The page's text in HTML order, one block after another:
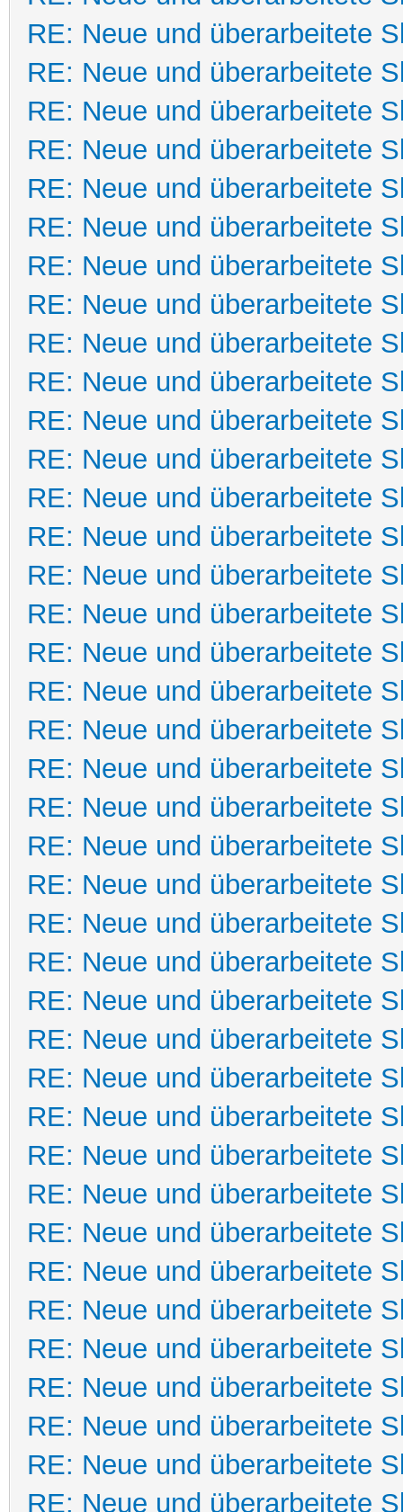
RE: Neue und überarbeitete
RE: Neue und überarbeitete
RE: Neue und überarbeitete
RE: Neue und überarbeitete
RE: Neue und überarbeitete
RE: Neue und überarbeitete
RE: Neue und überarbeitete
RE: Neue und überarbeitete
RE: Neue und überarbeitete
RE: Neue und überarbeitete
RE: Neue und überarbeitete
RE: Neue und überarbeitete
RE: Neue und überarbeitete
RE: Neue und überarbeitete
RE: Neue und überarbeitete
RE: Neue und überarbeitete
RE: Neue und überarbeitete
RE: Neue und überarbeitete
RE: Neue und überarbeitete
RE: Neue und überarbeitete
RE: Neue und überarbeitete
RE: Neue und überarbeitete
RE: Neue und überarbeitete
RE: Neue und überarbeitete
RE: Neue und überarbeitete
RE: Neue und überarbeitete
RE: Neue und überarbeitete
RE: Neue und überarbeitete
RE: Neue und überarbeitete
RE: Neue und überarbeitete
RE: Neue und überarbeitete
RE: Neue und überarbeitete
RE: Neue und überarbeitete
RE: Neue und überarbeitete
RE: Neue und überarbeitete
RE: Neue und überarbeitete
RE: Neue und überarbeitete
RE: Neue und überarbeitete
RE: Neue und überarbeitete